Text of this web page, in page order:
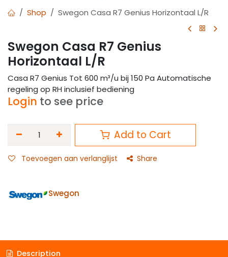
Shop Swegon Casa R7 Genius Horizontaal L/R
Swegon Casa R7 Genius
Horizontaal L/R
Casa R7 Genius Tot 600 m³/u bij 150 Pa Automatische
regeling op RH inclusief bediening
Login to see price
Add to Cart
Toevoegen aan verlanglijst Share
Swegon
Description